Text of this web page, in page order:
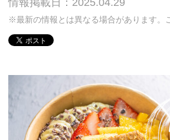
※最新の情報とは異なる場合があります。